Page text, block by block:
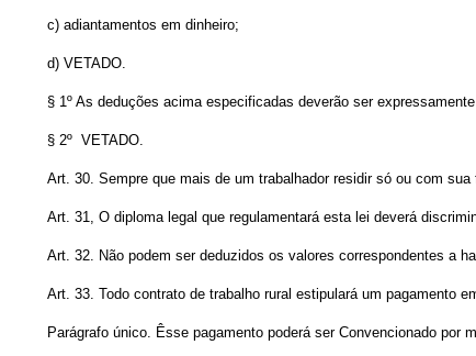
c) adiantamentos em dinheiro;
d) VETADO.
§ 1º As deduções acima especificadas deverão ser
§ 2º VETADO.
Art. 30. Sempre que mais de um trabalhador residir só ou com
Art. 31, O diploma legal que regulamentará esta lei deverá
Art. 32. Não podem ser deduzidos os valores correspondentes a
Art. 33. Todo contrato de trabalho rural estipulará um pagamento
Parágrafo único. Êsse pagamento poderá ser Convencionado